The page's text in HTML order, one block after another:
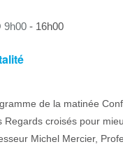
9h00- 16h00
de la matinée
Regards croisés pour
Michel Mercier,